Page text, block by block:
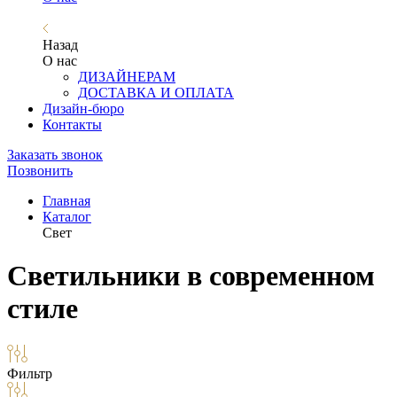
Назад
О нас
ДИЗАЙНЕРАМ
ДОСТАВКА И ОПЛАТА
Дизайн-бюро
Контакты
Заказать звонок
Позвонить
Главная
Каталог
Свет
Светильники в современном
стиле
Фильтр